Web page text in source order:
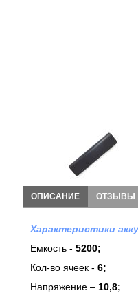
ОПИСАНИЕ ОТЗЫВЫ
Характеристики
Емкость - 5200;
Кол-во ячеек - 6;
Напряжение – 10,8;